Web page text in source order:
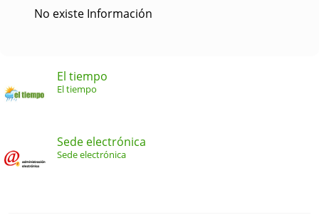
No existe Información
El tiempo
El tiempo
Sede electrónica
Sede electrónica